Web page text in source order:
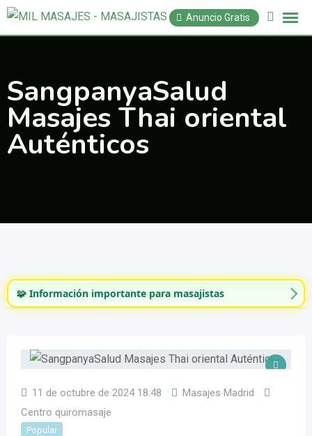
Saltar
Anuncio Gratis
SangpanyaSalud
Masajes Thai oriental
Auténticos
🧩 Información importante para masajistas
11 de octubre de 2024 18:48
Masajes Madrid
Centro quiromasaje
Popular